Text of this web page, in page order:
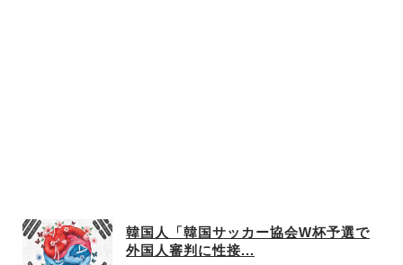
韓国人「韓国サッカー協会W杯予選で
外国人審判に性接...